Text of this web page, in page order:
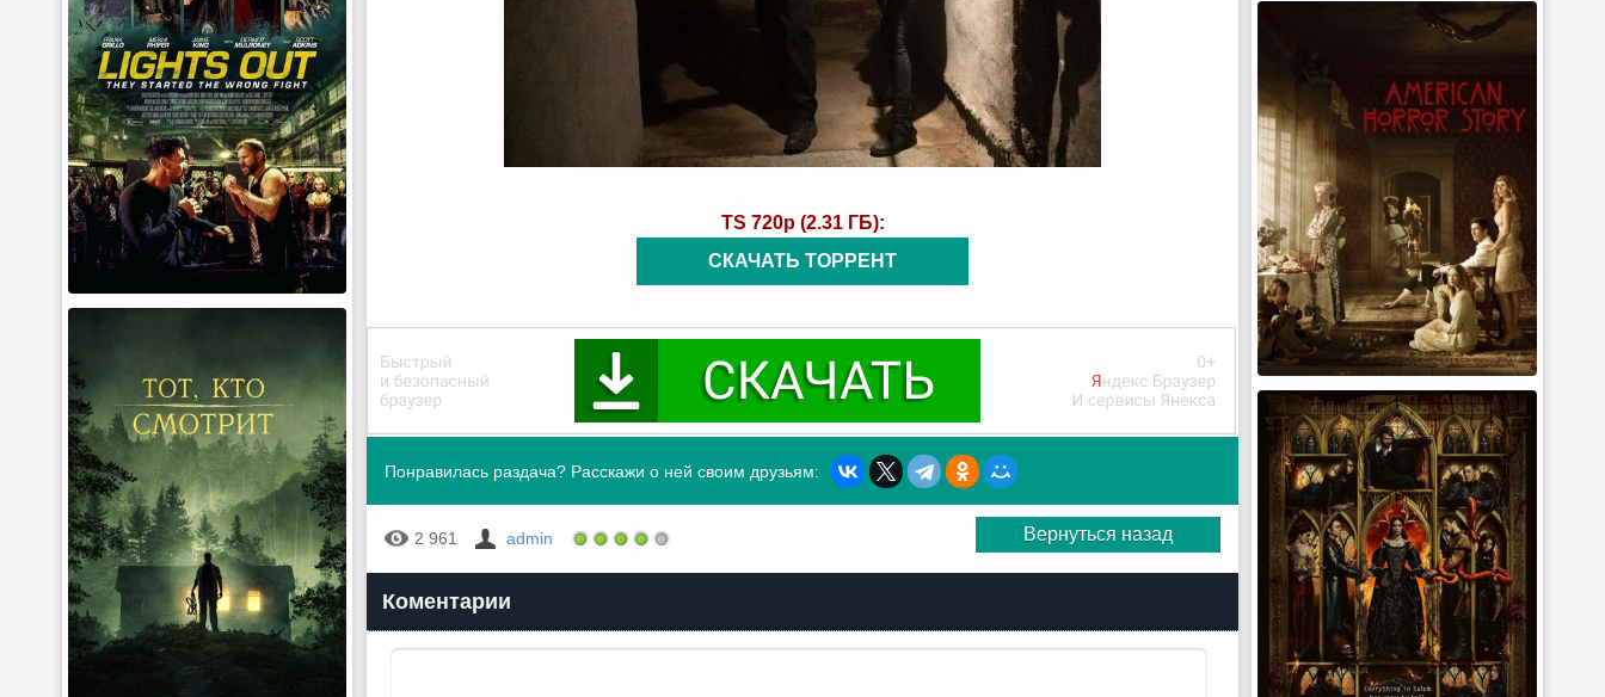
TS 720p (2.31 ГБ):
СКАЧАТЬ ТОРРЕНТ
Понравилась раздача? Расскажи о ней своим друзьям:
2 961 admin Вернуться назад
Коментарии